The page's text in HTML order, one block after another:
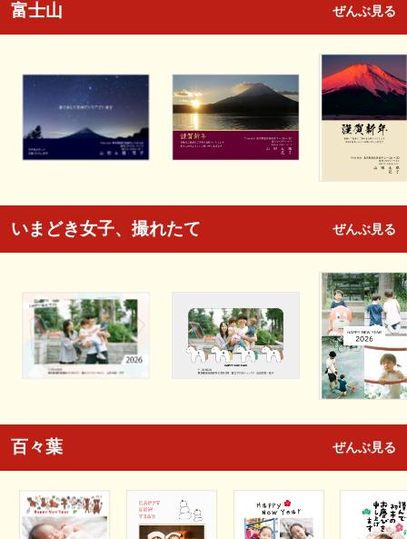
富士山 ぜんぶ見る
いまどき女子、撮れたて ぜんぶ見る
百々葉 ぜんぶ見る